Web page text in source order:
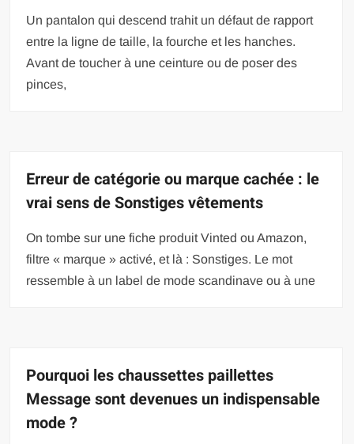
Un pantalon qui descend trahit un défaut de rapport
entre la ligne de taille, la fourche et les hanches.
Avant de toucher à une ceinture ou de poser des
pinces,
Erreur de catégorie ou marque cachée : le
vrai sens de Sonstiges vêtements
On tombe sur une fiche produit Vinted ou Amazon,
filtre « marque » activé, et là : Sonstiges. Le mot
ressemble à un label de mode scandinave ou à une
Pourquoi les chaussettes paillettes
Message sont devenues un indispensable
mode ?